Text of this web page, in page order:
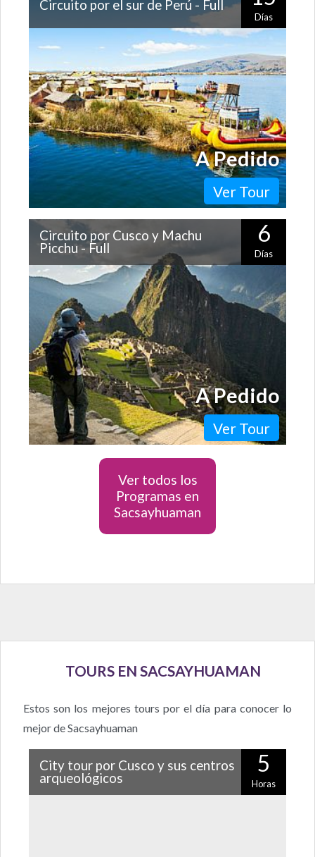
Circuito por el sur de Perú - Full
Días
Descubre los principales atractivos del sur del Perú de
manera pausada y tranquila. Este circuito completo te
llevará a conocer Lima,…
Ver Tour
A Pedido
Circuito por Cusco y Machu
Picchu - Full
6
Días
Cusco y sus alrededores tienen tanto por recorrer, que
la mejor recomendación que podemos darte es
tomártelo con calma y disfrutar…
Ver Tour
A Pedido
Ver todos los
Programas en
Sacsayhuaman
TOURS EN SACSAYHUAMAN
Estos son los mejores tours por el día para conocer lo
mejor de Sacsayhuaman
City tour por Cusco y sus centros
arqueológicos
5
Horas